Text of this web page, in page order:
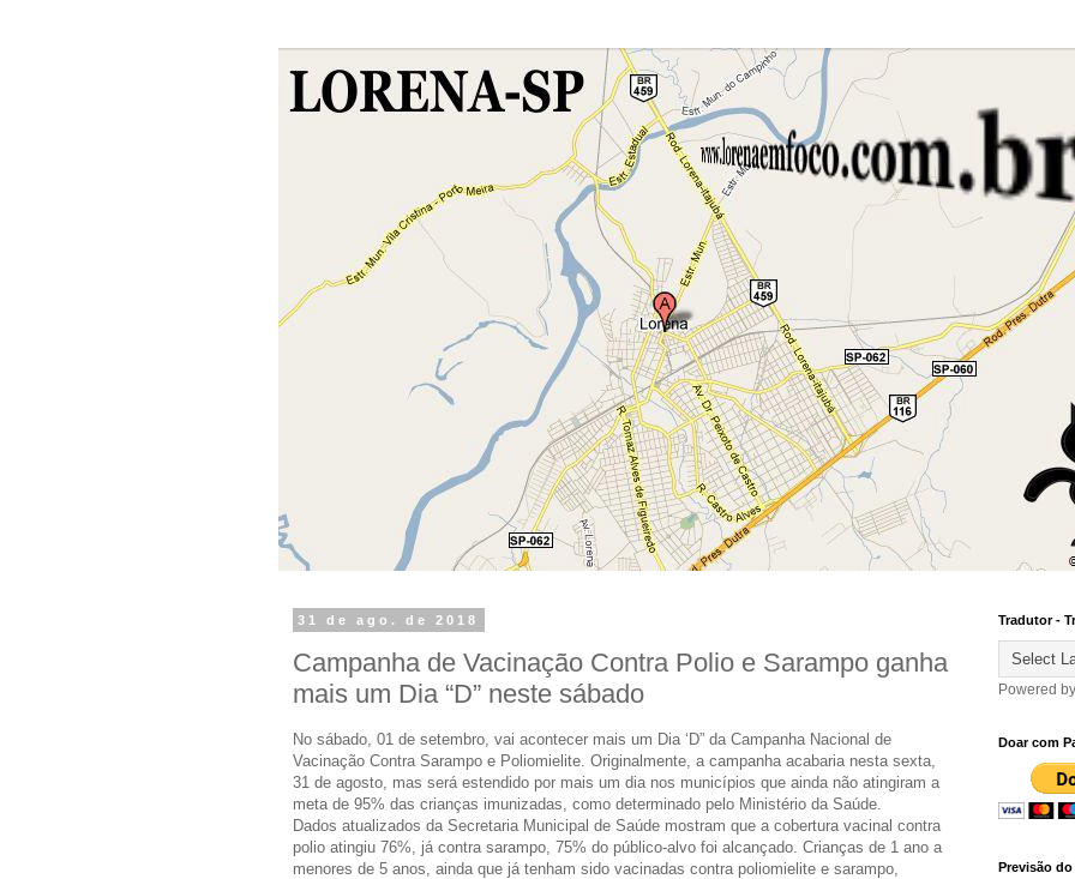
31 de ago. de 2018
Campanha de Vacinação Contra Polio e Sarampo ganha
mais um Dia “D” neste sábado
No sábado, 01 de setembro, vai acontecer mais um Dia ‘D” da Campanha Nacional de
Vacinação Contra Sarampo e Poliomielite. Originalmente, a campanha acabaria nesta sexta,
31 de agosto, mas será estendido por mais um dia nos municípios que ainda não atingiram a
meta de 95% das crianças imunizadas, como determinado pelo Ministério da Saúde.
Dados atualizados da Secretaria Municipal de Saúde mostram que a cobertura vacinal contra
polio atingiu 76%, já contra sarampo, 75% do público-alvo foi alcançado. Crianças de 1 ano a
menores de 5 anos, ainda que já tenham sido vacinadas contra poliomielite e sarampo,
Tradutor -
Powered by
Doar com
Previsão do